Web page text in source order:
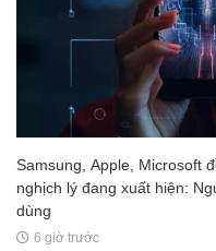
Samsung, Apple, Microsoft
nghịch lý đang xuất hiện:
dùng
6 giờ trước